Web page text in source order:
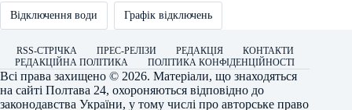
Відключення води Графік відключень
RSS-СТРІЧКА ПРЕС-РЕЛІЗИ РЕДАКЦІЯ
КОНТАКТИ
РЕДАКЦІЙНА ПОЛІТИКА
ПОЛІТИКА КОНФІДЕНЦІЙНОСТІ
Всі права захищено © 2026. Матеріали, що знаходяться
на сайті Полтава 24, охороняються відповідно до
законодавства України, у тому числі про авторське право